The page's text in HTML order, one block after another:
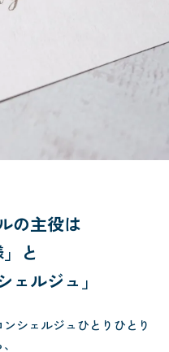
の主役は
」と
ェルジュ」
シェルジュひとりひとり